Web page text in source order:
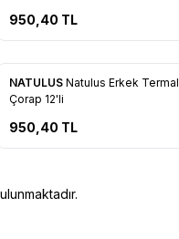
950,40 TL
Favorilere Ekle
NATULUS Natulus Erkek Termal
Çorap 12'li
950,40 TL